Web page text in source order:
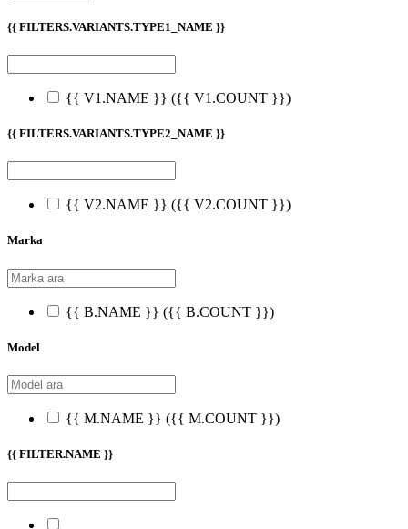
{{ FILTERS.VARIANTS.TYPE1_NAME }}
{{ V1.NAME }} ({{ V1.COUNT }})
{{ FILTERS.VARIANTS.TYPE2_NAME }}
{{ V2.NAME }} ({{ V2.COUNT }})
Marka
{{ B.NAME }} ({{ B.COUNT }})
Model
{{ M.NAME }} ({{ M.COUNT }})
{{ FILTER.NAME }}